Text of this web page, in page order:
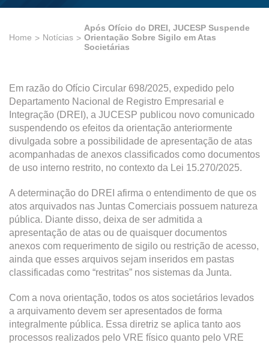
Home Notícias
Após Ofício do DREI, JUCESP Suspende
Orientação Sobre Sigilo em Atas
Societárias
Em razão do Ofício Circular 698/2025, expedido pelo
Departamento Nacional de Registro Empresarial e
Integração (DREI), a JUCESP publicou novo comunicado
suspendendo os efeitos da orientação anteriormente
divulgada sobre a possibilidade de apresentação de atas
acompanhadas de anexos classificados como documentos
de uso interno restrito, no contexto da Lei 15.270/2025.
A determinação do DREI afirma o entendimento de que os
atos arquivados nas Juntas Comerciais possuem natureza
pública. Diante disso, deixa de ser admitida a
apresentação de atas ou de quaisquer documentos
anexos com requerimento de sigilo ou restrição de acesso,
ainda que esses arquivos sejam inseridos em pastas
classificadas como “restritas” nos sistemas da Junta.
Com a nova orientação, todos os atos societários levados
a arquivamento devem ser apresentados de forma
integralmente pública. Essa diretriz se aplica tanto aos
processos realizados pelo VRE físico quanto pelo VRE